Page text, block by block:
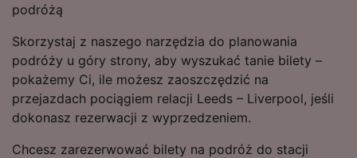
podróżą
Skorzystaj z naszego narzędzia do planowania
podróży u góry strony, aby wyszukać tanie bilety –
pokażemy Ci, ile możesz zaoszczędzić na
przejazdach pociągiem relacji Leeds – Liverpool, jeśli
dokonasz rezerwacji z wyprzedzeniem.
Chcesz zarezerwować bilety na podróż do stacji